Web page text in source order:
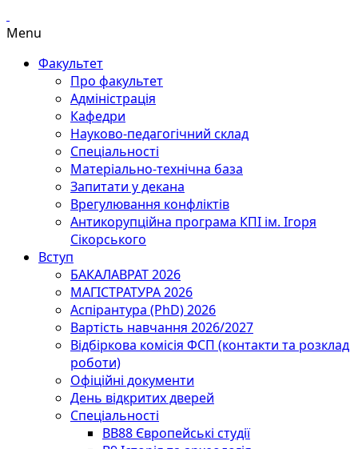
Menu
Факультет
Про факультет
Адміністрація
Кафедри
Науково-педагогічний склад
Спеціальності
Матеріально-технічна база
Запитати у декана
Врегулювання конфліктів
Антикорупційна програма КПІ ім. Ігоря
Сікорського
Вступ
БАКАЛАВРАТ 2026
МАГІСТРАТУРА 2026
Аспірантура (PhD) 2026
Вартість навчання 2026/2027
Відбіркова комісія ФСП (контакти та розклад
роботи)
Офіційні документи
День відкритих дверей
Спеціальності
BВ88 Європейські студії